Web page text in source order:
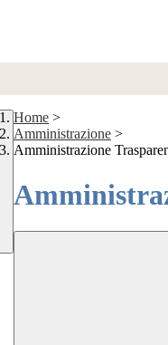
Home >
Amministrazione >
Amministrazione